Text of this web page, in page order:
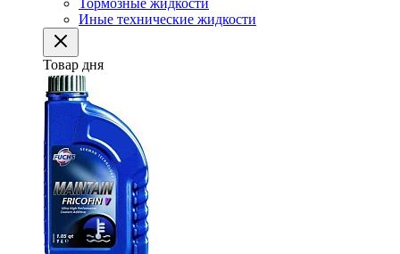
Тормозные жидкости
Иные технические жидкости
Товар дня